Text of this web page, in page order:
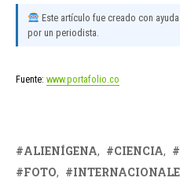
Este artículo fue creado con
por un periodista.
Fuente: www.portafolio.co
ALIENÍGENA CIENCIA
FOTO